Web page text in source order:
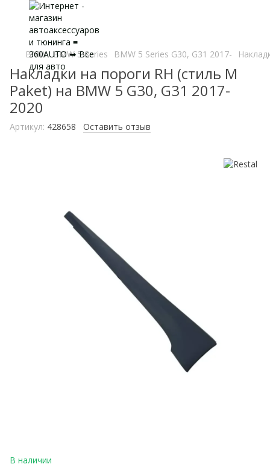
BMW BMW 5 Series BMW 5 Series G30, G31 2017-
Накладки на пороги RH (стиль M
Paket) на BMW 5 G30, G31 2017-
2020
Артикул: 428658 Оставить отзыв
В наличии